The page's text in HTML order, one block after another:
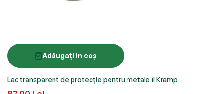
Adăugați in coș
Lac transparent de protecţie pentru metale 1l Kramp